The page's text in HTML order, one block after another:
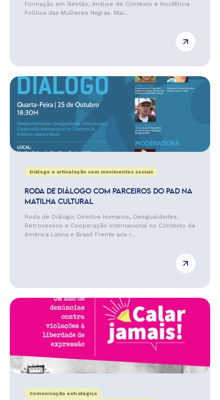
Formação em Gestão, Análise de Contexto e Incidência
Política das Mulheres Negras. Mai...
Diálogo e articulação com movimentos sociais
RODA DE DIÁLOGO COM PARCEIROS DO PAD NA
MATILHA CULTURAL
Roda de Diálogo: Direitos Humanos, Desigualdades,
Retrocessos e Cooperação Internacional no Contexto da
América Latina e Brasil Frente aos r...
Comunicação estratégica